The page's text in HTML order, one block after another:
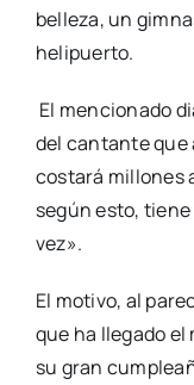
belleza, un
helipuerto.
El mencionado
del cantante que
costará millones
según esto,
vez».
El motivo, al
que ha llegado
su gran